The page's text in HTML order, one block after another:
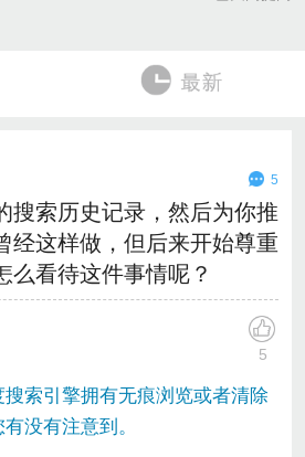
5
搜索历史记录，然后为你推
经这样做，但后来开始尊重
么看待这件事情呢？
5
索引擎拥有无痕浏览或者清除
没有注意到。